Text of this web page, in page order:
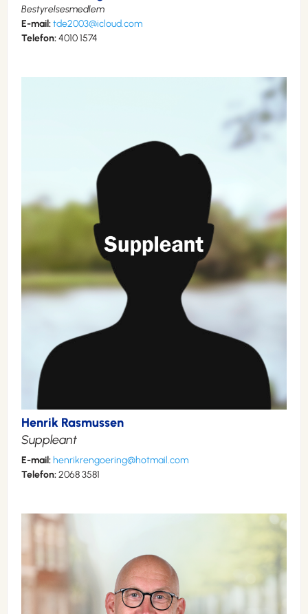
Bestyrelsesmedlem
E-mail:tde2003@icloud.com
Telefon:4010 1574
Henrik Rasmussen
Suppleant
E-mail: henrikrengoering@hotmail.com
Telefon:2068 3581